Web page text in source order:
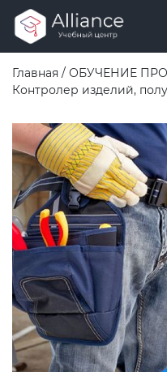
Главная / ОБУЧЕНИЕ
Контролер изделий,